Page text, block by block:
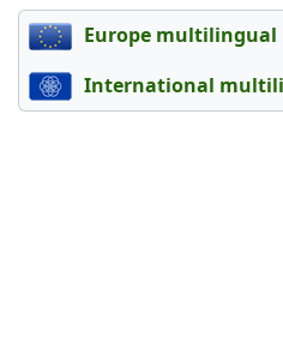
Europe multilingual
International